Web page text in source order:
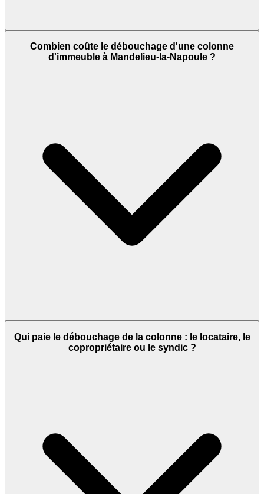
Combien coûte le débouchage d'une colonne
d'immeuble à Mandelieu-la-Napoule ?
Qui paie le débouchage de la colonne : le locataire, le
copropriétaire ou le syndic ?